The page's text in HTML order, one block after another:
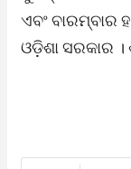
ଏବଂ ବାରମ୍ବାର
ଓଡ଼ିଶା ସରକାର